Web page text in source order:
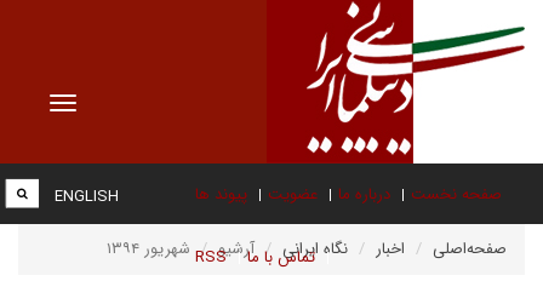
Toggle
صفحه نخست درباره ما عضویت پیوند ها
تماس با ما RSS
ENGLISH
صفحه‌اصلی اخبار نگاه ایرانی آرشیو شهریور ۱۳۹۴